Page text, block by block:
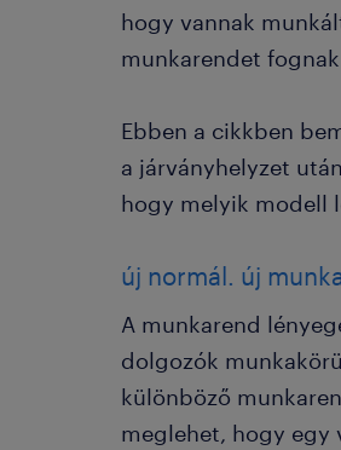
hogy vannak
munkarendet
Ebben a cikkben
a járványhelyzet
hogy melyik modell
új normál. új
A munkarend
dolgozók
különböző
meglehet, hogy egy